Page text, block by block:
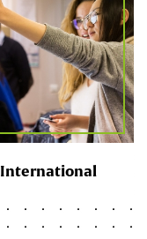
International